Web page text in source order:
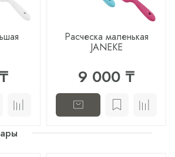
Расческа маленькая
JANEKE
9 000 ₸